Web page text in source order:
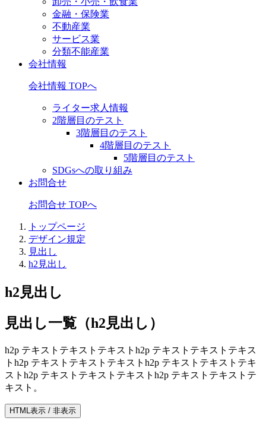
金融・保険業
不動産業
サービス業
分類不能産業
会社情報
会社情報 TOPへ
ライター求人情報
2階層目のテスト
3階層目のテスト
4階層目のテスト
5階層目のテスト
SDGsへの取り組み
お問合せ
お問合せ TOPへ
トップページ
デザイン規定
見出し
h2見出し
h2見出し
見出し一覧（h2見出し）
h2p テキストテキストテキストh2p テキストテキストテキス
トh2p テキストテキストテキストh2p テキストテキストテキ
ストh2p テキストテキストテキストh2p テキストテキストテ
キスト。